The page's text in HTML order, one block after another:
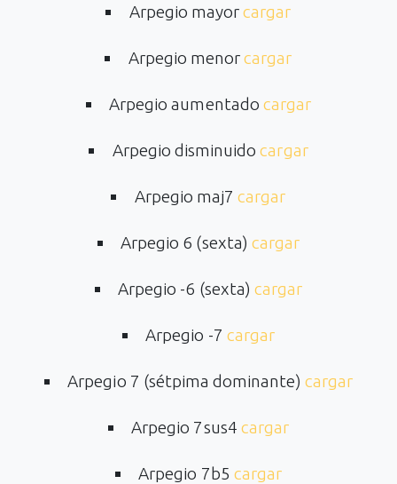
Arpegio mayorcargar
Arpegio menorcargar
Arpegio aumentado cargar
Arpegio disminuidocargar
Arpegio maj7cargar
Arpegio 6 (sexta) cargar
Arpegio -6 (sexta) cargar
Arpegio -7 cargar
Arpegio 7 (sétpima dominante) cargar
Arpegio 7sus4 cargar
Arpegio 7b5 cargar